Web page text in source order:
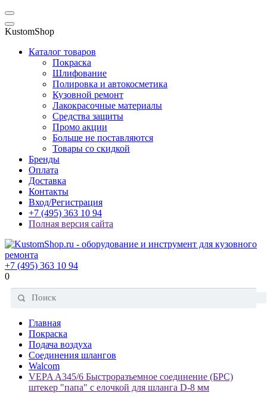
KustomShop
Каталог товаров
Покраска
Шлифование
Полировка и автокосметика
Кузовной ремонт
Лакокрасочные материалы
Средства защиты
Промо акции
Больше не поставляются
Товары со скидкой
Бренды
Оплата
Доставка
Контакты
Вход/Регистрация
+7 (495) 363 10 94
Полная версия сайта
+7 (495) 363 10 94
0
Главная
Покраска
Подача воздуха
Соединения шлангов
Walcom
VEPA A345/6 Быстроразъемное соединение (БРС)
штекер "папа" с елочкой для шланга D-8 мм